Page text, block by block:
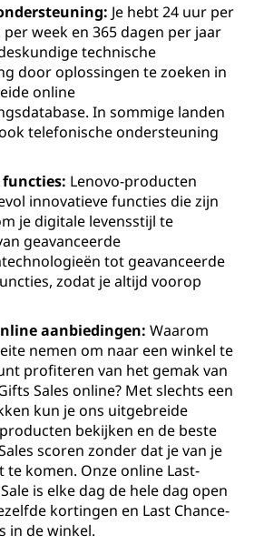
Je hebt 24 uur per
per week en 365 dagen per jaar
technische
door oplossingen te zoeken in
online
In sommige landen
telefonische ondersteuning
Lenovo-producten
innovatieve functies die zijn
je digitale levensstijl te
geavanceerde
tot geavanceerde
zodat je altijd voorop
aanbiedingen: Waarom
nemen om naar een winkel te
profiteren van het gemak van
Sales online? Met slechts een
kun je ons uitgebreide
bekijken en de beste
scoren zonder dat je van je
te komen. Onze online Last-
is elke dag de hele dag open
kortingen en Last Chance-
in de winkel.